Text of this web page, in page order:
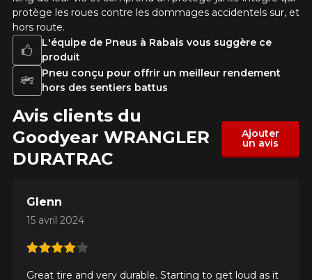
protège les roues contre les dommages accidentels sur, et
hors route.
L'équipe de Pneus à Rabais vous suggère ce
produit
Pneu conçu pour offrir un meilleur rendement
hors des sentiers battus
Avis clients du
Goodyear WRANGLER
DURATRAC
Ajouter
un avis
Glenn
15 avril 2024
Great tire and very durable. Starting to get loud as it
Commentaire
Envoyer
rechercher des options pour votre
1-866-220-8025
*Attention cette dimension représente une possibilité
d'équipement pour votre véhicule, vous devez vérifier
l'exactitude de l'information sur votre véhicule directement
avant de commander.